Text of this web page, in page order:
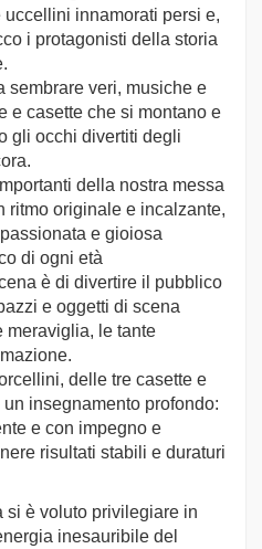
innamorati persi e,
i protagonisti della storia
sembrare veri, musiche e
e casette che si montano e
gli occhi divertiti degli
della nostra messa
ritmo originale e incalzante,
e gioiosa
di ogni età
è di divertire il pubblico
e oggetti di scena
meraviglia, le tante
delle tre casette e
insegnamento profondo:
e con impegno e
risultati stabili e duraturi
si è voluto privilegiare in
inesauribile del